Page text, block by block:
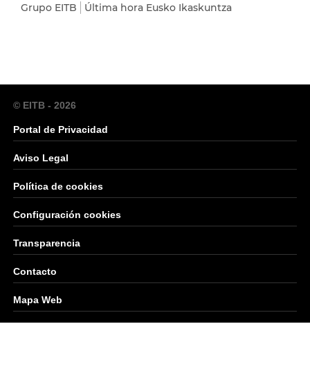
Grupo EITB Última hora Eusko Ikaskuntza
© EITB - 2026
Portal de Privacidad
Aviso Legal
Política de cookies
Configuración cookies
Transparencia
Contacto
Mapa Web